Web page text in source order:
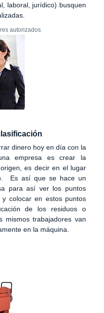
laboral, jurídico) busquen
autorizados
dinero hoy en día con la
empresa es crear la
es decir en el lugar
Es así que se hace un
para así ver los puntos
colocar en estos puntos
de los residuos o
mismos trabajadores van
en la máquina.